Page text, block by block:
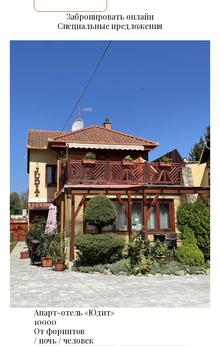
Забронировать онлайн
Специальные предложения
Апарт-отель «Юдит»
10000
От форинтов
/ ночь / человек